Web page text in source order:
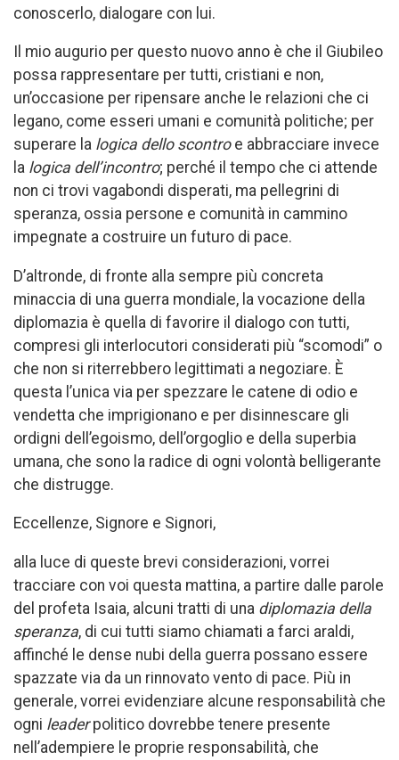
conoscerlo, dialogare con lui.
Il mio augurio per questo nuovo anno è che il Giubileo
possa rappresentare per tutti, cristiani e non,
un’occasione per ripensare anche le relazioni che ci
legano, come esseri umani e comunità politiche; per
superare la logica dello scontroe abbracciare invece
la logica dell’incontro; perché il tempo che ci attende
non ci trovi vagabondi disperati, ma pellegrini di
speranza, ossia persone e comunità in cammino
impegnate a costruire un futuro di pace.
D’altronde, di fronte alla sempre più concreta
minaccia di una guerra mondiale, la vocazione della
diplomazia è quella di favorire il dialogo con tutti,
compresi gli interlocutori considerati più “scomodi” o
che non si riterrebbero legittimati a negoziare. È
questa l’unica via per spezzare le catene di odio e
vendetta che imprigionano e per disinnescare gli
ordigni dell’egoismo, dell’orgoglio e della superbia
umana, che sono la radice di ogni volontà belligerante
che distrugge.
Eccellenze, Signore e Signori,
alla luce di queste brevi considerazioni, vorrei
tracciare con voi questa mattina, a partire dalle parole
del profeta Isaia, alcuni tratti di una diplomazia della
speranza, di cui tutti siamo chiamati a farci araldi,
affinché le dense nubi della guerra possano essere
spazzate via da un rinnovato vento di pace. Più in
generale, vorrei evidenziare alcune responsabilità che
ogni leaderpolitico dovrebbe tenere presente
nell’adempiere le proprie responsabilità, che